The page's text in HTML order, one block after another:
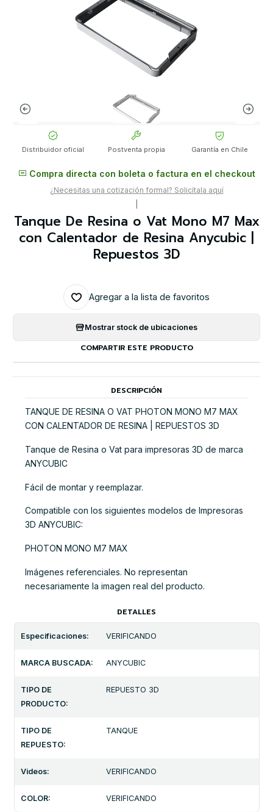
Distribuidor oficial Postventa propia Garantía en Chile
Compra directa con boleta o factura en el checkout
¿Necesitas una cotización formal? Solicítala aquí
Tanque De Resina o Vat Mono M7 Max
con Calentador de Resina Anycubic |
Repuestos 3D
Agregar a la lista de favoritos
Mostrar stock de ubicaciones
COMPARTIR ESTE PRODUCTO
DESCRIPCIÓN
TANQUE DE RESINA O VAT PHOTON MONO M7 MAX
CON CALENTADOR DE RESINA | REPUESTOS 3D
Tanque de Resina o Vat para impresoras 3D de marca
ANYCUBIC
Fácil de montar y reemplazar.
Compatible con los siguientes modelos de Impresoras
3D ANYCUBIC:
PHOTON MONO M7 MAX
Imágenes referenciales. No representan
necesariamente la imagen real del producto.
DETALLES
Especificaciones: VERIFICANDO
MARCA BUSCADA: ANYCUBIC
TIPO DE
PRODUCTO:
REPUESTO 3D
TIPO DE
REPUESTO:
TANQUE
Videos: VERIFICANDO
COLOR: VERIFICANDO